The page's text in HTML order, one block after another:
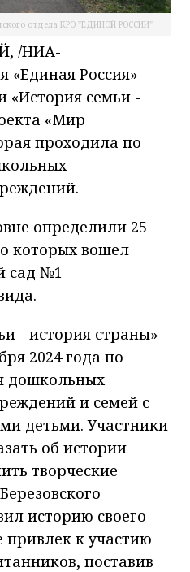
отдела КРО "ЕДИНОЙ РОССИИ"
/НИА-
«Единая Россия»
«История семьи -
«Мир
проходила по
определили 25
которых вошел
сад №1
- история страны»
2024 года по
дошкольных
и семей с
детьми. Участники
об истории
творческие
историю своего
привлек к участию
поставив